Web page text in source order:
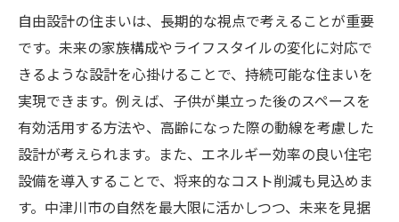
自由設計の住まいは、長期的な視点で考えることが重要
です。未来の家族構成やライフスタイルの変化に対応で
きるような設計を心掛けることで、持続可能な住まいを
実現できます。例えば、子供が巣立った後のスペースを
有効活用する方法や、高齢になった際の動線を考慮した
設計が考えられます。また、エネルギー効率の良い住宅
設備を導入することで、将来的なコスト削減も見込めま
す。中津川市の自然を最大限に活かしつつ、未来を見据